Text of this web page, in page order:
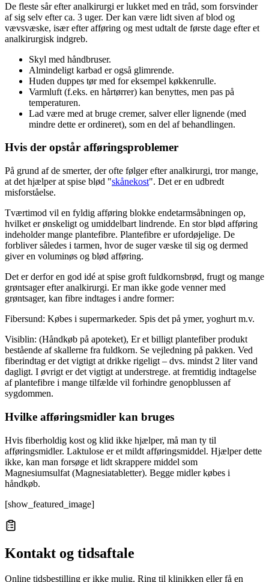
De fleste sår efter analkirurgi er lukket med en tråd, som forsvinder
af sig selv efter ca. 3 uger. Der kan være lidt siven af blod og
vævsvæske, især efter afføring og mest udtalt de første dage efter et
analkirurgisk indgreb.
Skyl med håndbruser.
Almindeligt karbad er også glimrende.
Huden duppes tør med for eksempel køkkenrulle.
Varmluft (f.eks. en hårtørrer) kan benyttes, men pas på
temperaturen.
Lad være med at bruge cremer, salver eller lignende (med
mindre dette er ordineret), som en del af behandlingen.
Hvis der opstår afføringsproblemer
På grund af de smerter, der ofte følger efter analkirurgi, tror mange,
at det hjælper at spise blød "skånekost". Det er en udbredt
misforståelse.
Tværtimod vil en fyldig afføring blokke endetarmsåbningen op,
hvilket er ønskeligt og umiddelbart lindrende. En stor blød afføring
indeholder mange plantefibre. Plantefibre er ufordøjelige. De
forbliver således i tarmen, hvor de suger væske til sig og dermed
giver en voluminøs og blød afføring.
Det er derfor en god idé at spise groft fuldkornsbrød, frugt og mange
grøntsager efter analkirurgi. Er man ikke gode venner med
grøntsager, kan fibre indtages i andre former:
Fibersund: Købes i supermarkeder. Spis det på ymer, yoghurt m.v.
Visiblin: (Håndkøb på apoteket), Er et billigt plantefiber produkt
bestående af skallerne fra fuldkorn. Se vejledning på pakken. Ved
fiberindtag er det vigtigt at drikke rigeligt – dvs. mindst 2 liter vand
dagligt. I øvrigt er det vigtigt at understrege. at fremtidig indtagelse
af plantefibre i mange tilfælde vil forhindre genopblussen af
sygdommen.
Hvilke afføringsmidler kan bruges
Hvis fiberholdig kost og klid ikke hjælper, må man ty til
afføringsmidler. Laktulose er et mildt afføringsmiddel. Hjælper dette
ikke, kan man forsøge et lidt skrappere middel som
Magnesiumsulfat (Magnesiatabletter). Begge midler købes i
håndkøb.
[show_featured_image]
Kontakt og tidsaftale
Online tidsbestilling er ikke mulig. Ring til klinikken eller få en